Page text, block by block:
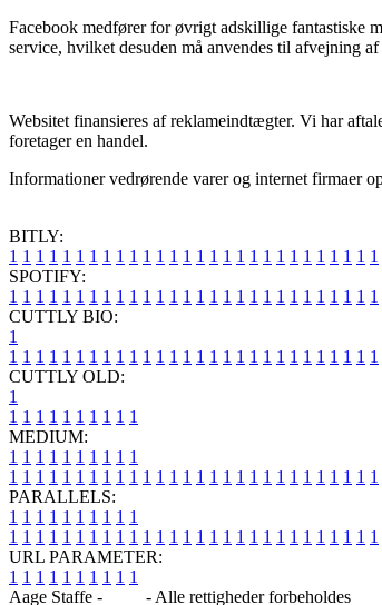
Facebook medfører for øvrigt adskillige fantastiske
service, hvilket desuden må anvendes til afvejning
Websitet finansieres af reklameindtægter. Vi har
foretager en handel.
Informationer vedrørende varer og internet firmaer
BITLY:
1 1 1 1 1 1 1 1 1 1 1 1 1 1 1 1 1 1 1 1 1 1 1 1 1 1 1 1
SPOTIFY:
1 1 1 1 1 1 1 1 1 1 1 1 1 1 1 1 1 1 1 1 1 1 1 1 1 1 1 1
CUTTLY BIO:
1
1 1 1 1 1 1 1 1 1 1 1 1 1 1 1 1 1 1 1 1 1 1 1 1 1 1 1 1
CUTTLY OLD:
1
1 1 1 1 1 1 1 1 1 1
MEDIUM:
1 1 1 1 1 1 1 1 1 1
1 1 1 1 1 1 1 1 1 1 1 1 1 1 1 1 1 1 1 1 1 1 1 1 1 1 1 1
PARALLELS:
1 1 1 1 1 1 1 1 1 1
1 1 1 1 1 1 1 1 1 1 1 1 1 1 1 1 1 1 1 1 1 1 1 1 1 1 1 1
URL PARAMETER:
1 1 1 1 1 1 1 1 1 1
Aage Staffe -
- Alle rettigheder forbeholdes